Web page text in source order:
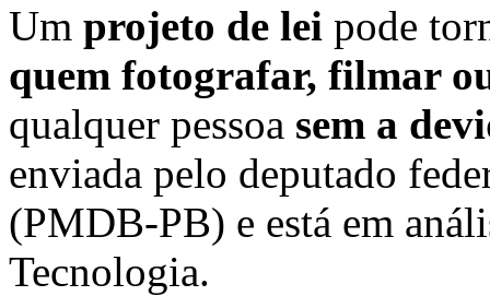
Um projeto de lei pode
quem fotografar, filmar
qualquer pessoa sem a
enviada pelo deputado
(PMDB-PB) e está em
Tecnologia.